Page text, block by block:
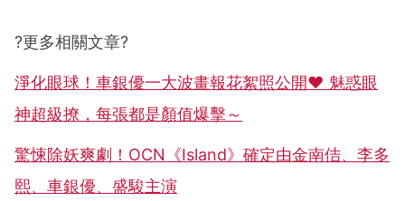
?更多相關文章?
淨化眼球！車銀優一大波畫報花絮照公開♥ 魅惑眼
神超級撩，每張都是顏值爆擊～
驚悚除妖爽劇！OCN《Island》確定由金南佶、李多
熙、車銀優、盛駿主演